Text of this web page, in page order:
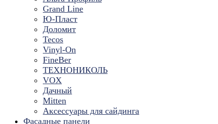
Grand Line
Ю-Пласт
Доломит
Tecos
Vinyl-On
FineBer
ТЕХНОНИКОЛЬ
VOX
Дачный
Mitten
Аксессуары для сайдинга
Фасадные панели